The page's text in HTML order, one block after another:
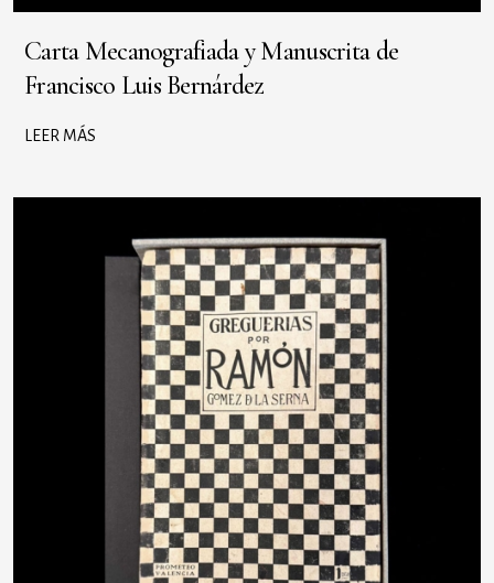
Carta Mecanografiada y Manuscrita de
Francisco Luis Bernárdez
LEER MÁS